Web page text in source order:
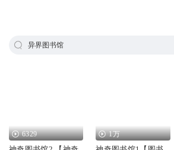
异界图书馆
6329 1万